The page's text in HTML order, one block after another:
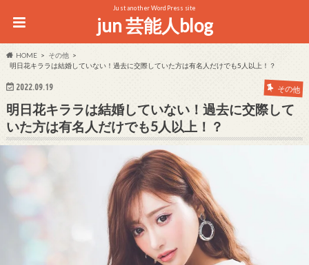
Just another WordPress site
jun 芸能人blog
HOME
その他
明日花キララは結婚していない！過去に交際していた方は有名人だけでも5人以上！？
2022.09.19 その他
明日花キララは結婚していない！過去に交際して
いた方は有名人だけでも5人以上！？